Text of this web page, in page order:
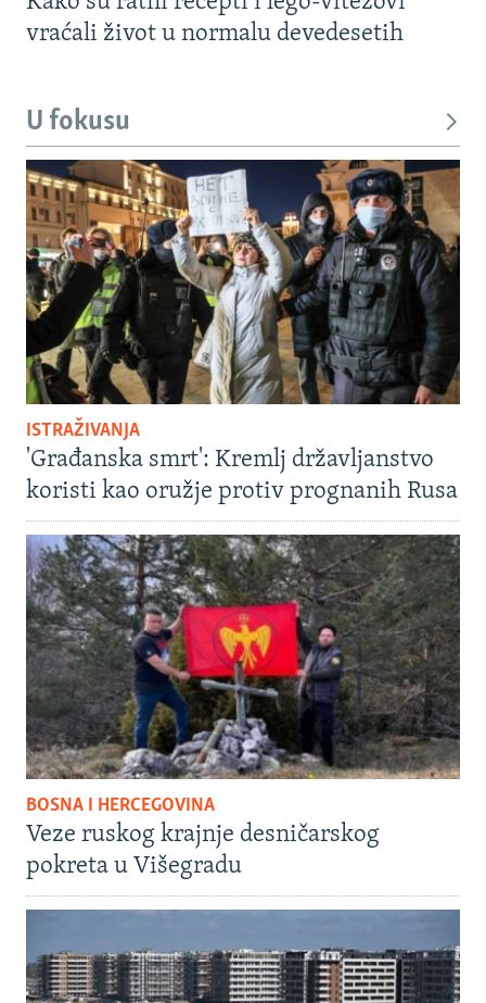
vraćali život u normalu devedesetih
U fokusu
ISTRAŽIVANJA
'Građanska smrt': Kremlj državljanstvo
koristi kao oružje protiv prognanih Rusa
BOSNA I HERCEGOVINA
Veze ruskog krajnje desničarskog
pokreta u Višegradu